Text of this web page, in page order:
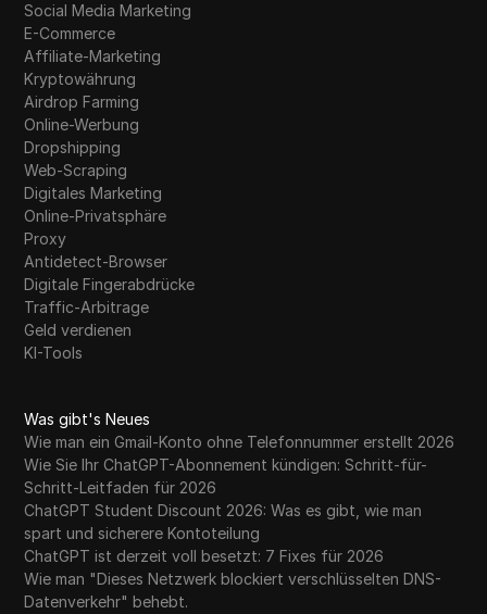
Social Media Marketing
E-Commerce
Affiliate-Marketing
Kryptowährung
Airdrop Farming
Online-Werbung
Dropshipping
Web-Scraping
Digitales Marketing
Online-Privatsphäre
Proxy
Antidetect-Browser
Digitale Fingerabdrücke
Traffic-Arbitrage
Geld verdienen
KI-Tools
Was gibt's Neues
Wie man ein Gmail-Konto ohne Telefonnummer erstellt 2026
Wie Sie Ihr ChatGPT-Abonnement kündigen: Schritt-für-
Schritt-Leitfaden für 2026
ChatGPT Student Discount 2026: Was es gibt, wie man
spart und sicherere Kontoteilung
ChatGPT ist derzeit voll besetzt: 7 Fixes für 2026
Wie man "Dieses Netzwerk blockiert verschlüsselten DNS-
Datenverkehr" behebt.